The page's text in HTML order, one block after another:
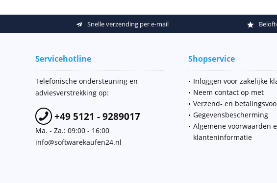
Snelle verzending per e-mail
Servicehotline
Telefonische ondersteuning en
adviesverstrekking op:
+49 5121 - 9289017
Ma. - Za.: 09:00 - 16:00
info@softwarekaufen24.nl
Shopservice
Inloggen voor zakelijke
Neem contact op met
Verzend- en
Gegevensbescherming
Algemene voorwaarden
klanteninformatie